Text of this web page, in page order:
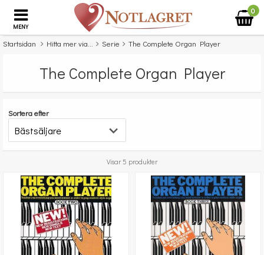
MENY
0
Startsidan Hitta mer via... Serie The Complete Organ Player
The Complete Organ Player
Sortera efter
Visar 5 produkter